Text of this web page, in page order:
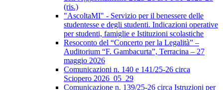
(ris.)
"AscoltaMI" - Servizio per il benessere delle
studentesse e degli studenti. Indicazioni operative
per studenti, famiglie e Istituzioni scolastiche
Resoconto del “Concerto per la Legalità” –
Auditorium “F. Gambacurta”, Terracina – 27
maggio 2026
Comunicazioni n. 140 e 141/25-26 circa
Sciopero 2026_05_29
Comunicazione n. 139/25-26 circa Istruzioni per